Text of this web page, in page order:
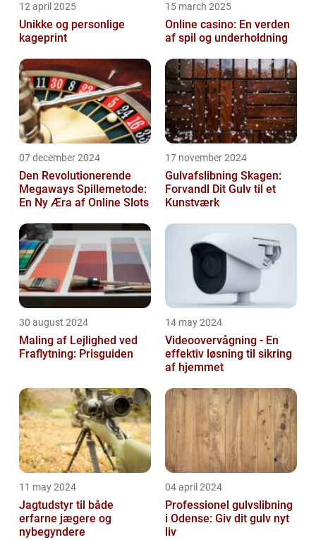
12 april 2025
Unikke og personlige
kageprint
15 march 2025
Online casino: En verden
af spil og underholdning
07 december 2024
Den Revolutionerende
Megaways Spillemetode:
En Ny Æra af Online Slots
17 november 2024
Gulvafslibning Skagen:
Forvandl Dit Gulv til et
Kunstværk
30 august 2024
Maling af Lejlighed ved
Fraflytning: Prisguiden
14 may 2024
Videoovervågning - En
effektiv løsning til sikring
af hjemmet
11 may 2024
Jagtudstyr til både
erfarne jægere og
nybegyndere
04 april 2024
Professionel gulvslibning
i Odense: Giv dit gulv nyt
liv